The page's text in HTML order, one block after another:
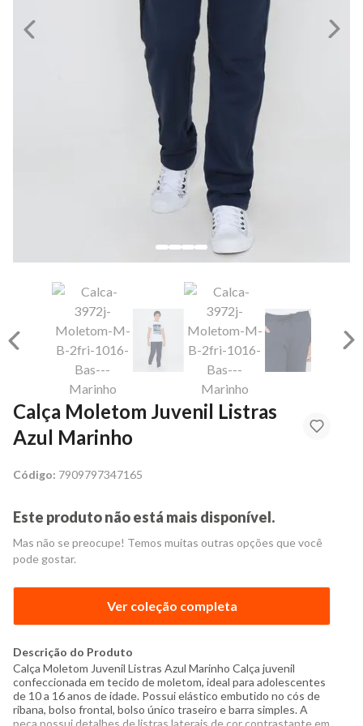
Calça Moletom Juvenil Listras
Azul Marinho
Código: 7909797347165
Este produto não está mais disponível.
Mas não se preocupe! Temos muitas outras opções que você
pode gostar.
Ver coleção completa
Descrição do Produto
Calça Moletom Juvenil Listras Azul Marinho Calça juvenil
confeccionada em tecido de moletom, ideal para adolescentes
de 10 a 16 anos de idade. Possui elástico embutido no cós de
ribana, bolso frontal, bolso único traseiro e barra simples. A
peça possui detalhes de listras laterais de cor contrastante em